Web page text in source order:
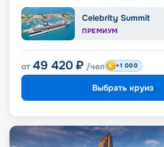
Celebrity Summit
ПРЕМИУМ
от 49 420 ₽ /чел +1 000
Выбрать круиз